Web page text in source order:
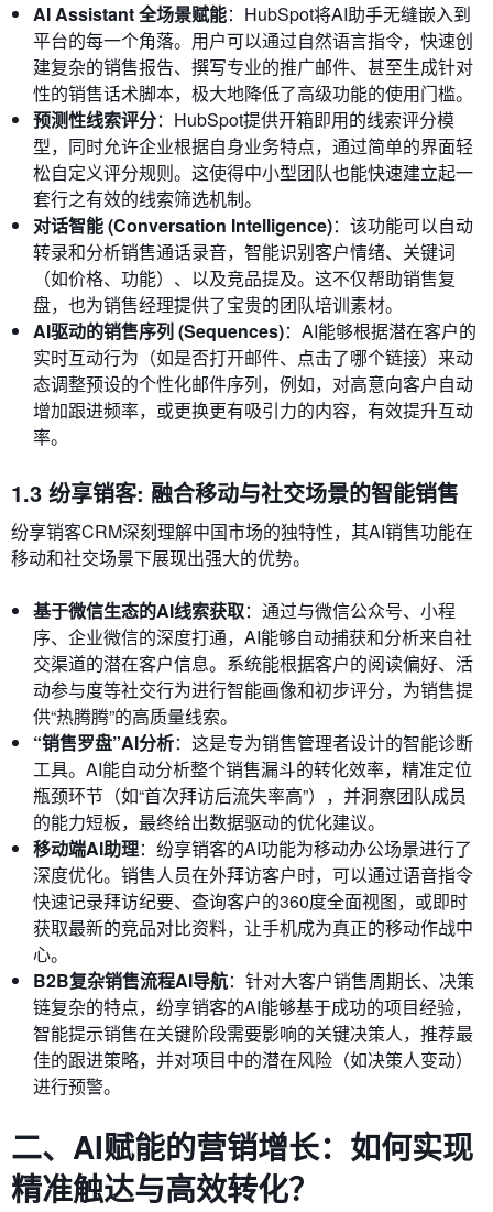
AI Assistant 全场景赋能：HubSpot将AI助手无缝嵌入到
平台的每一个角落。用户可以通过自然语言指令，快速创
建复杂的销售报告、撰写专业的推广邮件、甚至生成针对
性的销售话术脚本，极大地降低了高级功能的使用门槛。
预测性线索评分：HubSpot提供开箱即用的线索评分模
型，同时允许企业根据自身业务特点，通过简单的界面轻
松自定义评分规则。这使得中小型团队也能快速建立起一
套行之有效的线索筛选机制。
对话智能 (Conversation Intelligence)：该功能可以自动
转录和分析销售通话录音，智能识别客户情绪、关键词
（如价格、功能）、以及竞品提及。这不仅帮助销售复
盘，也为销售经理提供了宝贵的团队培训素材。
AI驱动的销售序列 (Sequences)：AI能够根据潜在客户的
实时互动行为（如是否打开邮件、点击了哪个链接）来动
态调整预设的个性化邮件序列，例如，对高意向客户自动
增加跟进频率，或更换更有吸引力的内容，有效提升互动
率。
1.3 纷享销客: 融合移动与社交场景的智能销售
纷享销客CRM深刻理解中国市场的独特性，其AI销售功能在
移动和社交场景下展现出强大的优势。
基于微信生态的AI线索获取：通过与微信公众号、小程
序、企业微信的深度打通，AI能够自动捕获和分析来自社
交渠道的潜在客户信息。系统能根据客户的阅读偏好、活
动参与度等社交行为进行智能画像和初步评分，为销售提
供“热腾腾”的高质量线索。
“销售罗盘”AI分析：这是专为销售管理者设计的智能诊断
工具。AI能自动分析整个销售漏斗的转化效率，精准定位
瓶颈环节（如“首次拜访后流失率高”），并洞察团队成员
的能力短板，最终给出数据驱动的优化建议。
移动端AI助理：纷享销客的AI功能为移动办公场景进行了
深度优化。销售人员在外拜访客户时，可以通过语音指令
快速记录拜访纪要、查询客户的360度全面视图，或即时
获取最新的竞品对比资料，让手机成为真正的移动作战中
心。
B2B复杂销售流程AI导航：针对大客户销售周期长、决策
链复杂的特点，纷享销客的AI能够基于成功的项目经验，
智能提示销售在关键阶段需要影响的关键决策人，推荐最
佳的跟进策略，并对项目中的潜在风险（如决策人变动）
进行预警。
二、AI赋能的营销增长：如何实现
精准触达与高效转化？